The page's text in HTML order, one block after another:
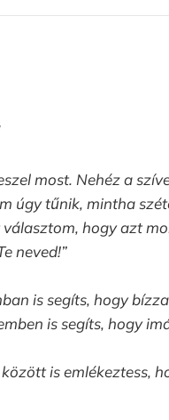
most. Nehéz a
úgy tűnik, mintha
hogy azt
neved!”
is segíts, hogy
is segíts, hogy
is emlékeztess,